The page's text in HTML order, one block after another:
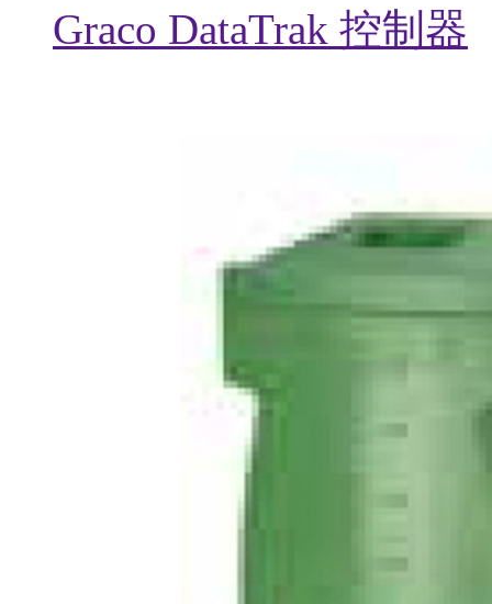
Graco DataTrak 控制器